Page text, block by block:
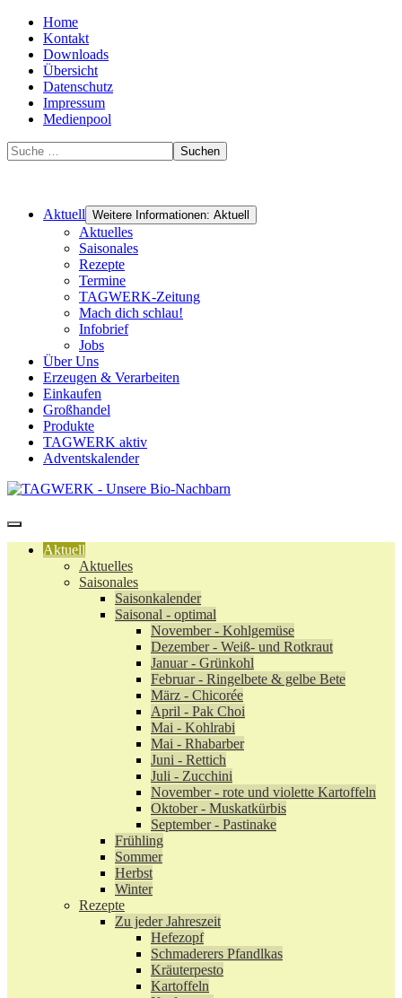
Home
Kontakt
Downloads
Übersicht
Datenschutz
Impressum
Medienpool
Suchen
Aktuell Weitere Informationen: Aktuell
Aktuelles
Saisonales
Rezepte
Termine
TAGWERK-Zeitung
Mach dich schlau!
Infobrief
Jobs
Über Uns
Erzeugen & Verarbeiten
Einkaufen
Großhandel
Produkte
TAGWERK aktiv
Adventskalender
Aktuell
Aktuelles
Saisonales
Saisonkalender
Saisonal - optimal
November - Kohlgemüse
Dezember - Weiß- und Rotkraut
Januar - Grünkohl
Februar - Ringelbete & gelbe Bete
März - Chicorée
April - Pak Choi
Mai - Kohlrabi
Mai - Rhabarber
Juni - Rettich
Juli - Zucchini
November - rote und violette Kartoffeln
Oktober - Muskatkürbis
September - Pastinake
Frühling
Sommer
Herbst
Winter
Rezepte
Zu jeder Jahreszeit
Hefezopf
Schmaderers Pfandlkas
Kräuterpesto
Kartoffeln